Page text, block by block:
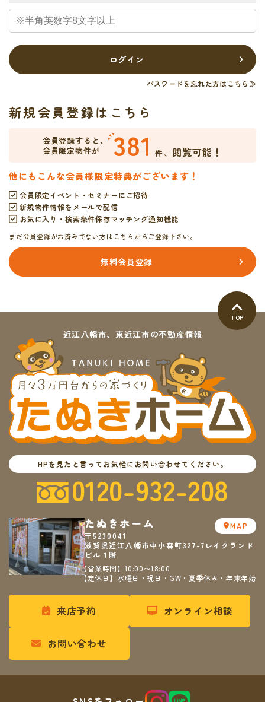
ログイン
パスワードを忘れた方はこちら≫
新規会員登録はこちら
会員登録すると、
会員限定物件が
381 件、 閲覧可能！
他にもこんな会員様限定特典がございます！
会員限定イベント・セミナーにご招待
新規物件情報をメールで配信
お気に入り・検索条件保存マッチング通知機能
まだ会員登録がお済みでない方はこちらからご登録下さい。
無料会員登録
TOP
近江八幡市、東近江市の不動産情報
HPを見たと言ってお気軽にお問い合わせてください。
0120-932-208
たぬきホーム
〒5230041
滋賀県近江八幡市中小森町327-7レイクランド
ビル１階
【営業時間】10:00〜18:00
【定休日】水曜日・祝日・GW・夏季休み・年末年始
MAP
来店予約 オンライン相談
お問い合わせ